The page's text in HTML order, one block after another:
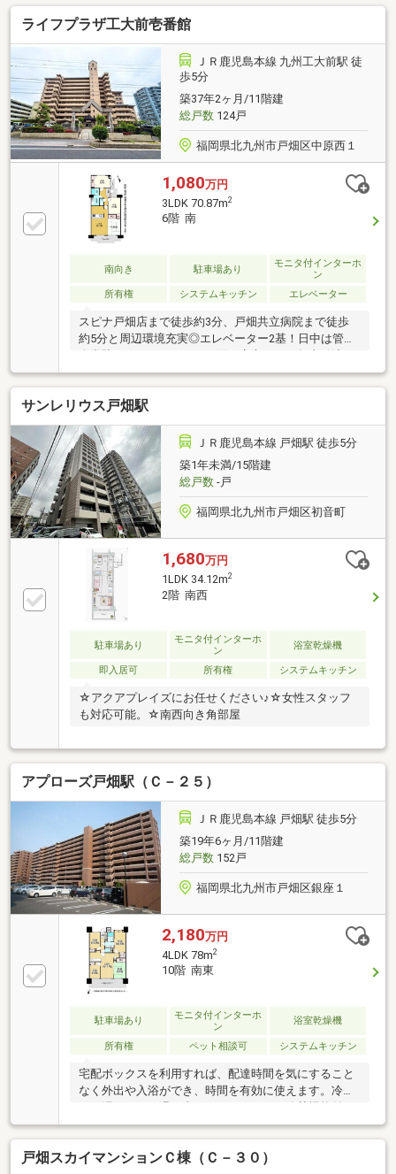
ン設置済み。北九州市戸畑区で不動産を購入するな
ら、利便性の高い暮らしができる鹿児島本線戸畑が良
いでしょう。当社は地域密着型で、確かな情報をご提
供しているので、安心してお任せ下さい。
ライフプラザ工大前壱番館
ＪＲ鹿児島本線 九州工大前駅 徒
歩5分
築37年2ヶ月/11階建
総戸数124戸
福岡県北九州市戸畑区中原西１
1,080万円
3LDK 70.87m2
6階 南
南向き 駐車場あり
モニタ付インターホ
ン
所有権
システムキッチン エレベーター
スピナ戸畑店まで徒歩約3分、戸畑共立病院まで徒歩
約5分と周辺環境充実◎エレベーター2基！日中は管理
可、即引渡可、スーパー 徒歩10分以内、南向き、シス
テムキッチン、陽当り良好、全居室収納、閑静な住宅
地、総合病院 徒歩10分以内、和室、シャワー付洗面化
粧台、セキュリティ充実、南面バルコニー、平面駐車
場、ＴＶモニタ付インターホン、通風良好、全居室６
畳以上、小学校 徒歩10分以内、エレベーター、駐輪
場、バルコニー・屋上に水栓あり
サンレリウス戸畑駅
ＪＲ鹿児島本線 戸畑駅 徒歩5分
築1年未満/15階建
総戸数-戸
福岡県北九州市戸畑区初音町
1,680万円
1LDK 34.12m2
2階 南西
駐車場あり
モニタ付インターホ
ン
浴室乾燥機
即入居可 所有権 システムキッチン
☆アクアプレイズにお任せください♪☆女性スタッフ
も対応可能。☆南西向き角部屋
アプローズ戸畑駅（Ｃ－２５）
ＪＲ鹿児島本線 戸畑駅 徒歩5分
築19年6ヶ月/11階建
総戸数152戸
福岡県北九州市戸畑区銀座１
2,180万円
4LDK 78m2
10階 南東
駐車場あり
モニタ付インターホ
ン
浴室乾燥機
所有権 ペット相談可 システムキッチン
宅配ボックスを利用すれば、配達時間を気にすること
なく外出や入浴ができ、時間を有効に使えます。冷め
の浴室です。また、浴室乾燥機も付いており、雨の日
の洗濯物を干すときにも便利です。経験豊富な当社ス
タッフが、お客様のお住まい探しをサポートいたしま
戸畑スカイマンションＣ棟（Ｃ－３０）